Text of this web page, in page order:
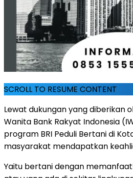
SCROLL TO RESUME CONTENT
Lewat dukungan yang diberikan
Wanita Bank Rakyat Indonesia
program BRI Peduli Bertani di
masyarakat mendapatkan
Yaitu bertani dengan